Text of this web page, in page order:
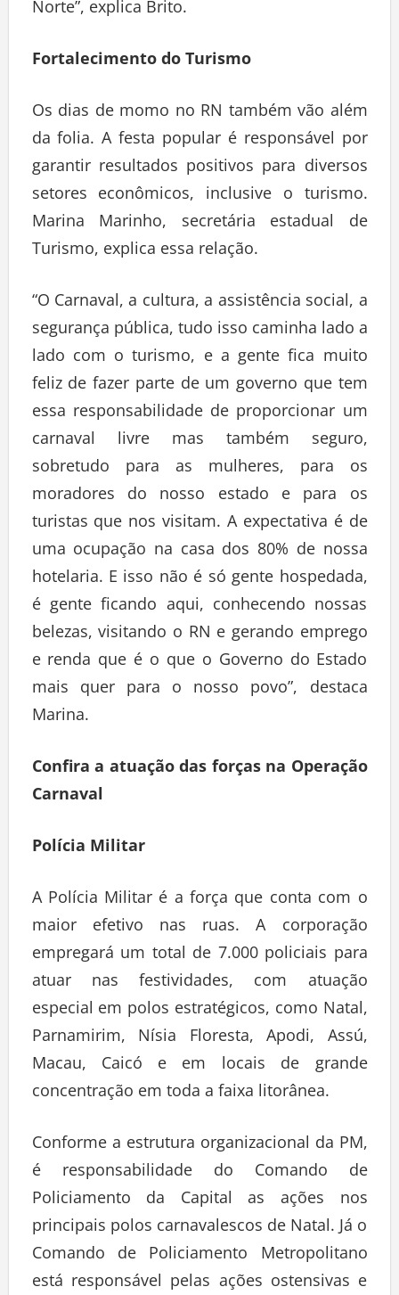
Norte”, explica Brito.
Fortalecimento do Turismo
Os dias de momo no RN também vão além
da folia. A festa popular é responsável por
garantir resultados positivos para diversos
setores econômicos, inclusive o turismo.
Marina Marinho, secretária estadual de
Turismo, explica essa relação.
“O Carnaval, a cultura, a assistência social, a
segurança pública, tudo isso caminha lado a
lado com o turismo, e a gente fica muito
feliz de fazer parte de um governo que tem
essa responsabilidade de proporcionar um
carnaval livre mas também seguro,
sobretudo para as mulheres, para os
moradores do nosso estado e para os
turistas que nos visitam. A expectativa é de
uma ocupação na casa dos 80% de nossa
hotelaria. E isso não é só gente hospedada,
é gente ficando aqui, conhecendo nossas
belezas, visitando o RN e gerando emprego
e renda que é o que o Governo do Estado
mais quer para o nosso povo”, destaca
Marina.
Confira a atuação das forças na Operação
Carnaval
Polícia Militar
A Polícia Militar é a força que conta com o
maior efetivo nas ruas. A corporação
empregará um total de 7.000 policiais para
atuar nas festividades, com atuação
especial em polos estratégicos, como Natal,
Parnamirim, Nísia Floresta, Apodi, Assú,
Macau, Caicó e em locais de grande
concentração em toda a faixa litorânea.
Conforme a estrutura organizacional da PM,
é responsabilidade do Comando de
Policiamento da Capital as ações nos
principais polos carnavalescos de Natal. Já o
Comando de Policiamento Metropolitano
está responsável pelas ações ostensivas e